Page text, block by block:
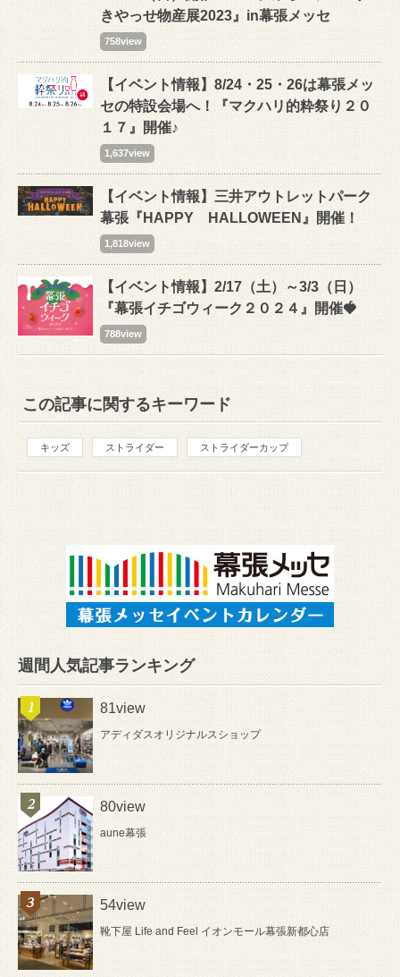
きやっせ物産展2023』in幕張メッセ
758view
【イベント情報】8/24・25・26は幕張メッ
セの特設会場へ！『マクハリ的粋祭り２０
１７』開催♪
1,637view
【イベント情報】三井アウトレットパーク
幕張『HAPPY HALLOWEEN』開催！
1,818view
【イベント情報】2/17（土）～3/3（日）
『幕張イチゴウィーク２０２４』開催🍓
788view
この記事に関するキーワード
キッズ ストライダー ストライダーカップ
週間人気記事ランキング
81view
アディダスオリジナルスショップ
80view
aune幕張
54view
靴下屋 Life and Feel イオンモール幕張新都心店